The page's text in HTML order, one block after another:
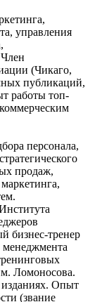
управления
(Чикаго,
публикаций,
работы топ-
персонала,
продаж,
бизнес-тренер
менеджмента
Ломоносова.
изданиях. Опыт
(звание